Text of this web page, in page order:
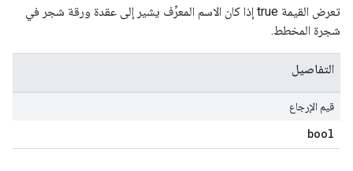
تعرض القيمة true إذا كان الاسم المعرِّف يشير إلى عقدة ورقة شجر في
شجرة المخطط.
التفاصيل
قيم الإرجاع
bool